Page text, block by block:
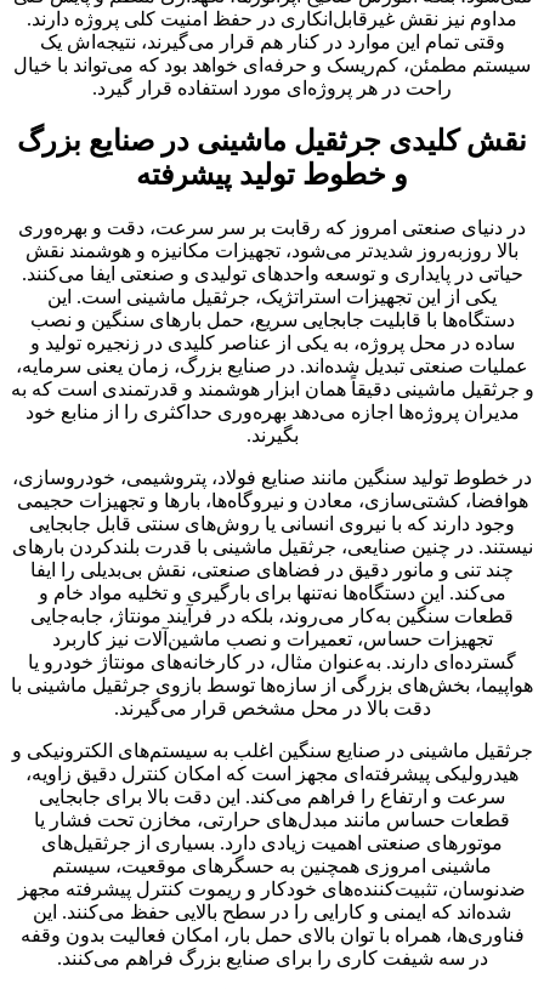
مداوم نیز نقش غیرقابل‌انکاری در حفظ امنیت کلی پروژه دارند.
وقتی تمام این موارد در کنار هم قرار می‌گیرند، نتیجه‌اش یک
سیستم مطمئن، کم‌ریسک و حرفه‌ای خواهد بود که می‌تواند با خیال
راحت در هر پروژه‌ای مورد استفاده قرار گیرد.
نقش کلیدی جرثقیل ماشینی در صنایع بزرگ
و خطوط تولید پیشرفته
در دنیای صنعتی امروز که رقابت بر سر سرعت، دقت و بهره‌وری
بالا روزبه‌روز شدیدتر می‌شود، تجهیزات مکانیزه و هوشمند نقش
حیاتی در پایداری و توسعه واحدهای تولیدی و صنعتی ایفا می‌کنند.
یکی از این تجهیزات استراتژیک، جرثقیل ماشینی است. این
دستگاه‌ها با قابلیت جابجایی سریع، حمل بارهای سنگین و نصب
ساده در محل پروژه، به یکی از عناصر کلیدی در زنجیره تولید و
عملیات صنعتی تبدیل شده‌اند. در صنایع بزرگ، زمان یعنی سرمایه،
و جرثقیل ماشینی دقیقاً همان ابزار هوشمند و قدرتمندی است که به
مدیران پروژه‌ها اجازه می‌دهد بهره‌وری حداکثری را از منابع خود
بگیرند.
در خطوط تولید سنگین مانند صنایع فولاد، پتروشیمی، خودروسازی،
هوافضا، کشتی‌سازی، معادن و نیروگاه‌ها، بارها و تجهیزات حجیمی
وجود دارند که با نیروی انسانی یا روش‌های سنتی قابل جابجایی
نیستند. در چنین صنایعی، جرثقیل ماشینی با قدرت بلندکردن بارهای
چند تنی و مانور دقیق در فضاهای صنعتی، نقش بی‌بدیلی را ایفا
می‌کند. این دستگاه‌ها نه‌تنها برای بارگیری و تخلیه مواد خام و
قطعات سنگین به‌کار می‌روند، بلکه در فرآیند مونتاژ، جابه‌جایی
تجهیزات حساس، تعمیرات و نصب ماشین‌آلات نیز کاربرد
گسترده‌ای دارند. به‌عنوان مثال، در کارخانه‌های مونتاژ خودرو یا
هواپیما، بخش‌های بزرگی از سازه‌ها توسط بازوی جرثقیل ماشینی با
دقت بالا در محل مشخص قرار می‌گیرند.
جرثقیل ماشینی در صنایع سنگین اغلب به سیستم‌های الکترونیکی و
هیدرولیکی پیشرفته‌ای مجهز است که امکان کنترل دقیق زاویه،
سرعت و ارتفاع را فراهم می‌کند. این دقت بالا برای جابجایی
قطعات حساس مانند مبدل‌های حرارتی، مخازن تحت فشار یا
موتورهای صنعتی اهمیت زیادی دارد. بسیاری از جرثقیل‌های
ماشینی امروزی همچنین به حسگرهای موقعیت، سیستم
ضدنوسان، تثبیت‌کننده‌های خودکار و ریموت کنترل پیشرفته مجهز
شده‌اند که ایمنی و کارایی را در سطح بالایی حفظ می‌کنند. این
فناوری‌ها، همراه با توان بالای حمل بار، امکان فعالیت بدون وقفه
در سه شیفت کاری را برای صنایع بزرگ فراهم می‌کنند.